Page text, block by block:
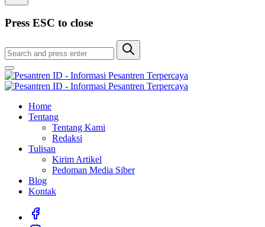
Press ESC to close
Home
Tentang
Tentang Kami
Redaksi
Tulisan
Kirim Artikel
Pedoman Media Siber
Blog
Kontak